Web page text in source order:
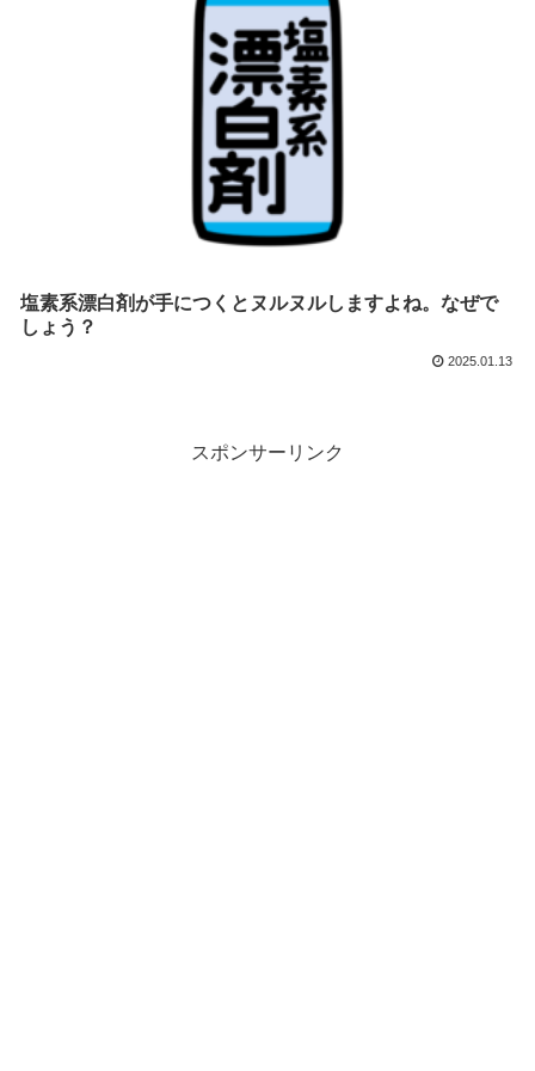
塩素系漂白剤が手につくとヌルヌルしますよね。なぜで
しょう？
2025.01.13
スポンサーリンク